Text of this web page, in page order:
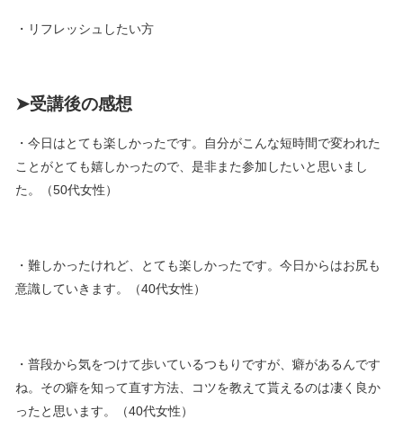
・リフレッシュしたい方
➤受講後の感想
・今日はとても楽しかったです。自分がこんな短時間で変われた
ことがとても嬉しかったので、是非また参加したいと思いまし
た。（50代女性）
・難しかったけれど、とても楽しかったです。今日からはお尻も
意識していきます。（40代女性）
・普段から気をつけて歩いているつもりですが、癖があるんです
ね。その癖を知って直す方法、コツを教えて貰えるのは凄く良か
ったと思います。（40代女性）